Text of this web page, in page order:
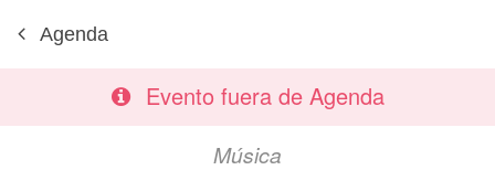
Agenda
Evento fuera de Agenda
Música